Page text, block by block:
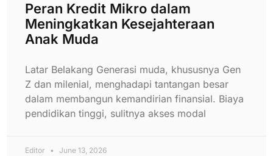
Peran Kredit Mikro dalam
Meningkatkan Kesejahteraan
Anak Muda
Latar Belakang Generasi muda, khususnya Gen
Z dan milenial, menghadapi tantangan besar
dalam membangun kemandirian finansial. Biaya
pendidikan tinggi, sulitnya akses modal
Editor June 13, 2026